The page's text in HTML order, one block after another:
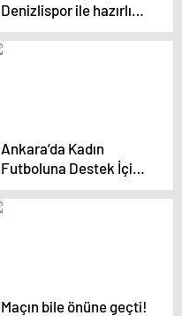
Denizlispor ile hazırlık
maçında berabere
kaldı
Ankara’da Kadın
Futboluna Destek İçin
Ödül Töreni
Düzenlenecek
Maçın bile önüne geçti!